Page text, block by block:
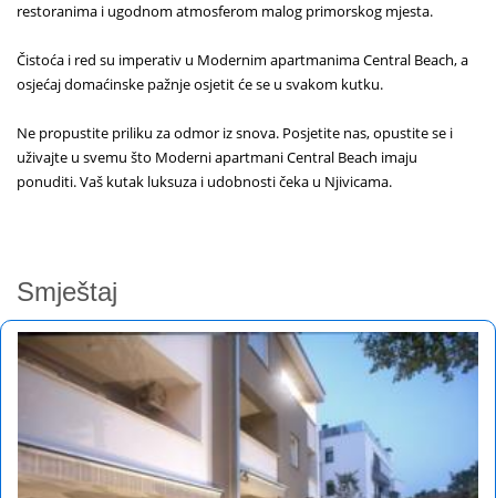
restoranima i ugodnom atmosferom malog primorskog mjesta.
Čistoća i red su imperativ u Modernim apartmanima Central Beach, a
osjećaj domaćinske pažnje osjetit će se u svakom kutku.
Ne propustite priliku za odmor iz snova. Posjetite nas, opustite se i
uživajte u svemu što Moderni apartmani Central Beach imaju
ponuditi. Vaš kutak luksuza i udobnosti čeka u Njivicama.
Smještaj